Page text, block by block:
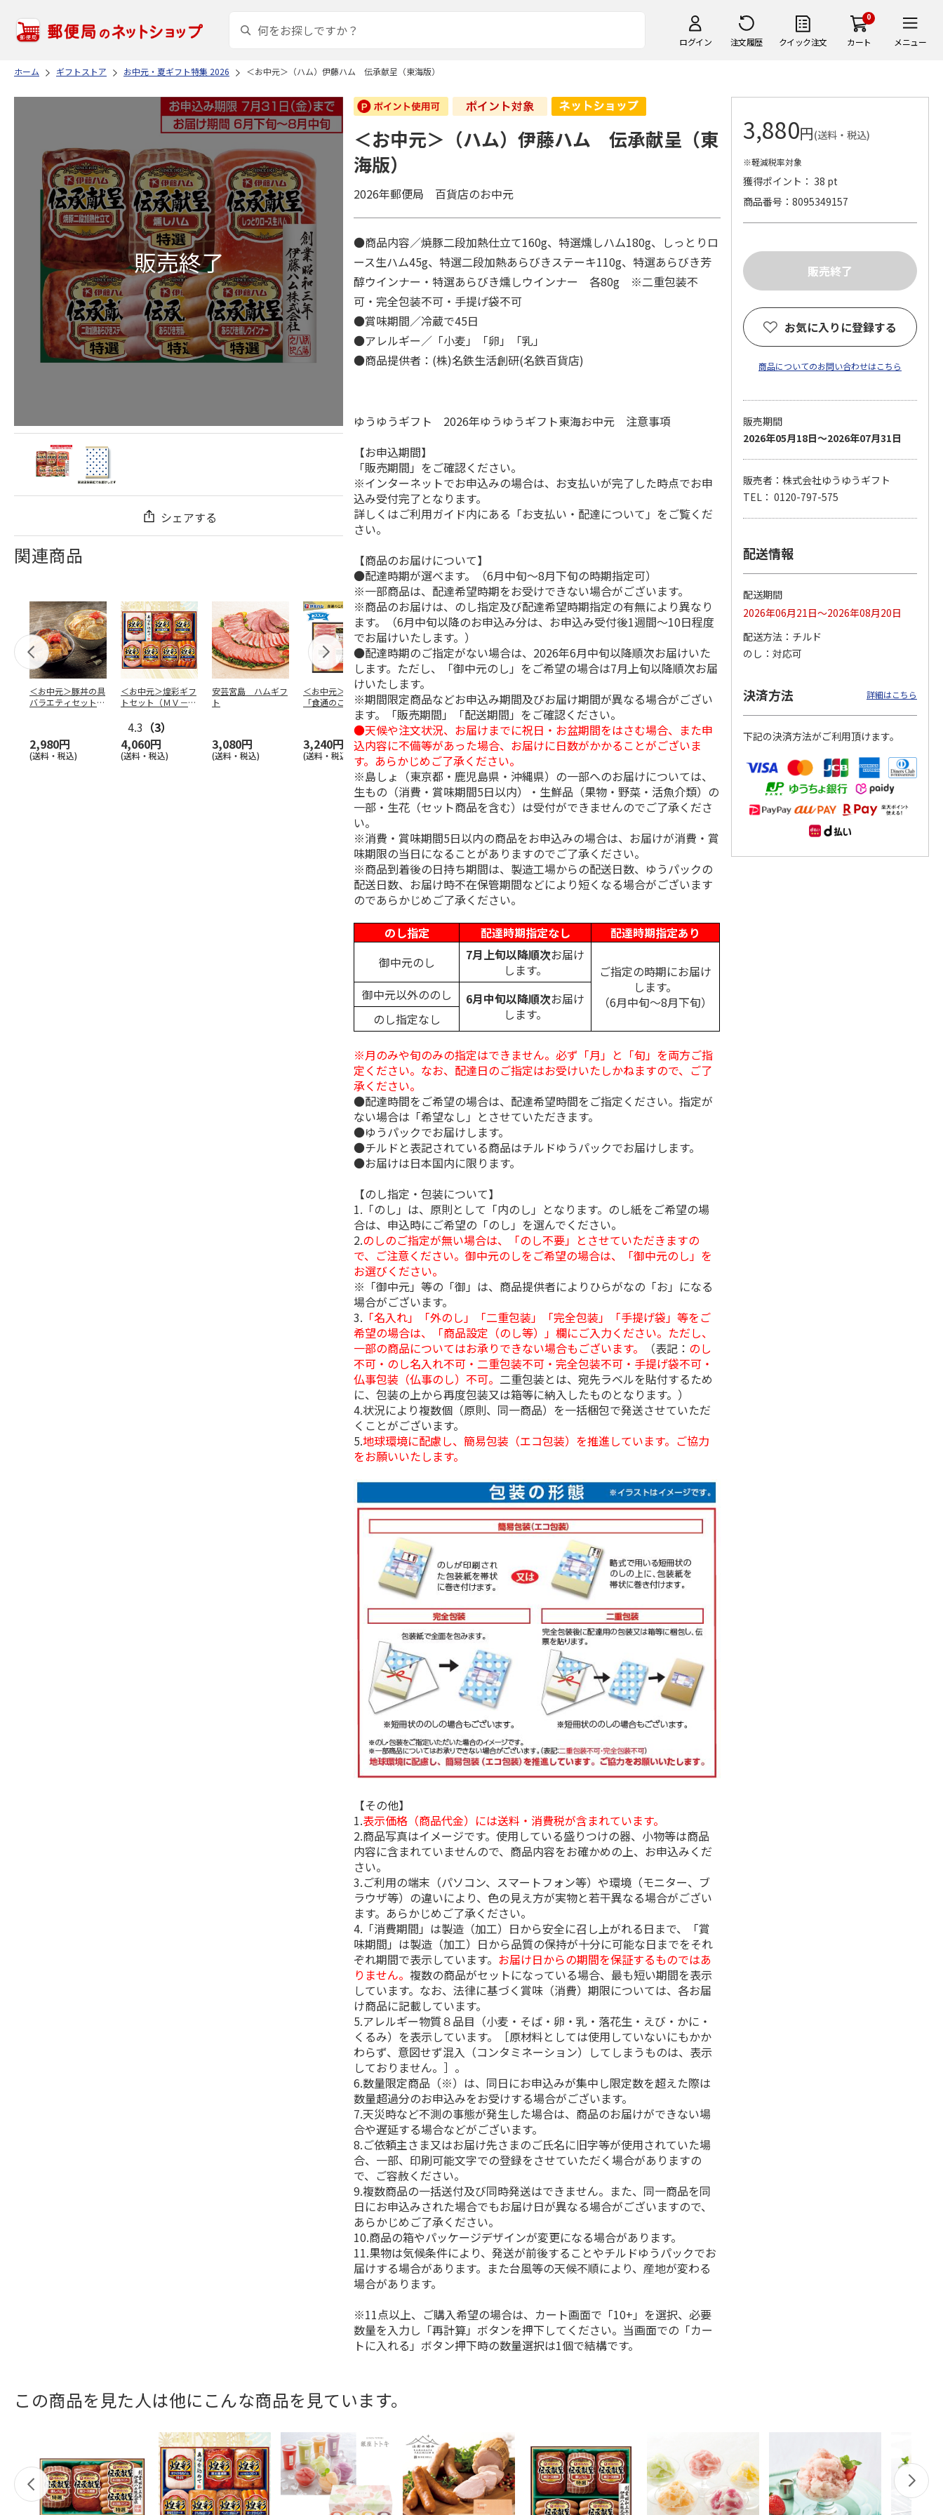
ログイン 注文履歴 クイック注文
0
カート メニュー
ホーム ギフトストア お中元・夏ギフト特集 2026 ＜お中元＞（ハム）伊藤ハム 伝承献呈（東海版）
シェアする
関連商品
＜お中元＞豚丼の具
バラエティセット
2,980円
(送料・税込)
＜お中元＞煌彩ギフ
トセット（ＭＶ－５
4.3 （3）
4,060円
(送料・税込)
安芸宮島 ハムギフ
ト
3,080円
(送料・税込)
＜お中元＞伊藤ハム
「食通のこだわり」
バラエティセット
3,240円
(送料・税込)
＜お中元＞伊藤ハ
ム ハム・ロースト
ビーフバラエティ詰
合せ（…
3,680円
(送料・税込)
「伝承の響」詰合せ
（東日本版）
3,240円
(送料・税込)
バラエティセット
「菊」
3,900円
＜お中元＞【冷凍】
６種類のお肉ソムリ
5,980円
＜お中元＞ケーファ
ー 生ハム・サラミ
セット（東日本版）
4,220円
＜お中元＞ケーファ
ー 生ハム・サラミ
セット（東日本版）
5,840円
(送料・税込)
＜お中元＞（ハム）伊藤ハム 伝承献呈（東
海版）
2026年郵便局 百貨店のお中元
●商品内容／焼豚二段加熱仕立て160g、特選燻しハム180g、しっとりロ
ース生ハム45g、特選二段加熱あらびきステーキ110g、特選あらびき芳
醇ウインナー・特選あらびき燻しウインナー 各80g ※二重包装不
可・完全包装不可・手提げ袋不可
●賞味期間／冷蔵で45日
●アレルギー／「小麦」「卵」「乳」
●商品提供者：(株)名鉄生活創研(名鉄百貨店)
ゆうゆうギフト 2026年ゆうゆうギフト東海お中元 注意事項
【お申込期間】
「販売期間」をご確認ください。
※インターネットでお申込みの場合は、お支払いが完了した時点でお申
込み受付完了となります。
詳しくはご利用ガイド内にある「お支払い・配達について」をご覧くだ
さい。
【商品のお届けについて】
●配達時期が選べます。（6月中旬～8月下旬の時期指定可）
※一部商品は、配達希望時期をお受けできない場合がございます。
※商品のお届けは、のし指定及び配達希望時期指定の有無により異なり
ます。（6月中旬以降のお申込み分は、お申込み受付後1週間～10日程度
でお届けいたします。）
●配達時期のご指定がない場合は、2026年6月中旬以降順次お届けいた
します。ただし、「御中元のし」をご希望の場合は7月上旬以降順次お届
けいたします。
※期間限定商品などお申込み期間及びお届け期間が異なる場合がござい
ます。「販売期間」「配送期間」をご確認ください。
●天候や注文状況、お届けまでに祝日・お盆期間をはさむ場合、また申
込内容に不備等があった場合、お届けに日数がかかることがございま
す。あらかじめご了承ください。
※島しょ（東京都・鹿児島県・沖縄県）の一部へのお届けについては、
生もの（消費・賞味期間5日以内）・生鮮品（果物・野菜・活魚介類）の
一部・生花（セット商品を含む）は受付ができませんのでご了承くださ
い。
※消費・賞味期間5日以内の商品をお申込みの場合は、お届けが消費・賞
味期限の当日になることがありますのでご了承ください。
※商品到着後の日持ち期間は、製造工場からの配送日数、ゆうパックの
配送日数、お届け時不在保管期間などにより短くなる場合がございます
のであらかじめご了承ください。
のし指定
配達時期指定なし
配達時期指定あり
御中元のし
7月上旬以降順次お届け
します。
ご指定の時期にお届け
します。
（6月中旬～8月下旬）
御中元以外ののし 6月中旬以降順次お届け
します。
のし指定なし
※月のみや旬のみの指定はできません。必ず「月」と「旬」を両方ご指
定ください。なお、配達日のご指定はお受けいたしかねますので、ご了
承ください。
●配達時間をご希望の場合は、配達希望時間をご指定ください。指定が
ない場合は「希望なし」とさせていただきます。
●ゆうパックでお届けします。
●チルドと表記されている商品はチルドゆうパックでお届けします。
●お届けは日本国内に限ります。
【のし指定・包装について】
1.「のし」は、原則として「内のし」となります。のし紙をご希望の場
合は、申込時にご希望の「のし」を選んでください。
2.のしのご指定が無い場合は、「のし不要」とさせていただきますの
で、ご注意ください。御中元のしをご希望の場合は、「御中元のし」を
お選びください。
※「御中元」等の「御」は、商品提供者によりひらがなの「お」になる
場合がございます。
3. 「名入れ」「外のし」「二重包装」「完全包装」「手提げ袋」等をご
希望の場合は、「商品設定（のし等）」欄にご入力ください。ただし、
一部の商品についてはお承りできない場合もございます。
（表記： のし
不可・のし名入れ不可・二重包装不可・完全包装不可・手提げ袋不可・
仏事包装（仏事のし）不可。 二重包装とは、宛先ラベルを貼付するため
に、包装の上から再度包装又は箱等に納入したものとなります。）
4.状況により複数個（原則、同一商品）を一括梱包で発送させていただ
くことがございます。
5.地球環境に配慮し、簡易包装（エコ包装）を推進しています。ご協力
をお願いいたします。
【その他】
1.表示価格（商品代金）には送料・消費税が含まれています。
2.商品写真はイメージです。使用している盛りつけの器、小物等は商品
内容に含まれていませんので、商品内容をお確かめの上、お申込みくだ
さい。
3.ご利用の端末（パソコン、スマートフォン等）や環境（モニター、ブ
ラウザ等）の違いにより、色の見え方が実物と若干異なる場合がござい
ます。あらかじめご了承ください。
4.「消費期間」は製造（加工）日から安全に召し上がれる日まで、「賞
味期間」は製造（加工）日から品質の保持が十分に可能な日までをそれ
ぞれ期間で表示しています。 お届け日からの期間を保証するものではあ
りません。複数の商品がセットになっている場合、最も短い期間を表示
しています。なお、法律に基づく賞味（消費）期限については、各お届
け商品に記載しています。
5.アレルギー物質８品目（小麦・そば・卵・乳・落花生・えび・かに・
くるみ）を表示しています。［原材料としては使用していないにもかか
わらず、意図せず混入（コンタミネーション）してしまうものは、表示
しておりません。］。
6.数量限定商品（※）は、同日にお申込みが集中し限定数を超えた際は
数量超過分のお申込みをお受けする場合がございます。
7.天災時など不測の事態が発生した場合は、商品のお届けができない場
合や遅延する場合などがございます。
8.ご依頼主さま又はお届け先さまのご氏名に旧字等が使用されていた場
合、一部、印刷可能文字での登録をさせていただく場合がありますの
で、ご容赦ください。
9.複数商品の一括送付及び同時発送はできません。また、同一商品を同
日にお申込みされた場合でもお届け日が異なる場合がございますので、
あらかじめご了承ください。
10.商品の箱やパッケージデザインが変更になる場合があります。
11.果物は気候条件により、発送が前後することやチルドゆうパックでお
届けする場合があります。また台風等の天候不順により、産地が変わる
場合があります。
※11点以上、ご購入希望の場合は、カート画面で「10+」を選択、必要
数量を入力し「再計算」ボタンを押下してください。当画面での「カー
トに入れる」ボタン押下時の数量選択は1個で結構です。
3,880円(送料・税込)
※軽減税率対象
獲得ポイント： 38 pt
商品番号
8095349157
お気に入りに登録する
商品についてのお問い合わせはこちら
販売期間
2026年05月18日～2026年07月31日
販売者：株式会社ゆうゆうギフト
TEL： 0120-797-575
配送情報
配送期間
2026年06月21日～2026年08月20日
配送方法
チルド
のし
対応可
決済方法 詳細はこちら
下記の決済方法がご利用頂けます。
この商品を見た人は他にこんな商品を見ています。